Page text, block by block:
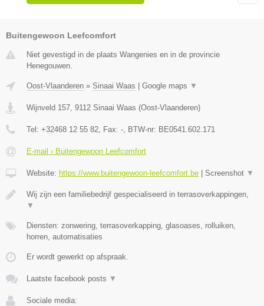
Buitengewoon Leefcomfort
Niet gevestigd in de plaats Wangenies en in de provincie
Henegouwen.
Oost-Vlaanderen » Sinaai Waas Google maps ▼
Wijnveld 157, 9112 Sinaai Waas (Oost-Vlaanderen)
Tel: +32468 12 55 82, Fax: -, BTW-nr: BE0541.602.171
E-mail › Buitengewoon Leefcomfort
Website: https://www.buitengewoon-leefcomfort.be Screenshot ▼
Wij zijn een familiebedrijf gespecialiseerd in terrasoverkappingen,
▼
Diensten: zonwering, terrasoverkapping, glasoases, rolluiken,
horren, automatisaties
Er wordt gewerkt op afspraak.
Laatste facebook posts ▼
Sociale media: